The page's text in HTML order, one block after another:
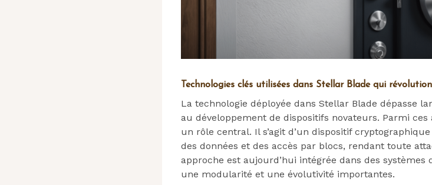
Technologies clés utilisées dans Stellar Blade qui
La technologie déployée dans Stellar Blade dépasse
au développement de dispositifs novateurs. Parmi
un rôle central. Il s’agit d’un dispositif
des données et des accès par blocs, rendant toute
approche est aujourd’hui intégrée dans des
une modularité et une évolutivité importantes.